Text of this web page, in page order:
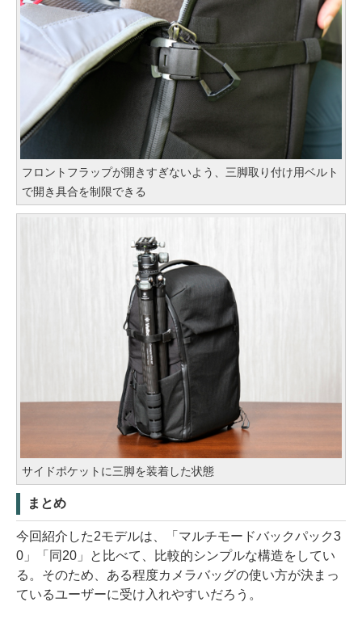
フロントフラップが開きすぎないよう、三脚取り付け用ベルト
で開き具合を制限できる
サイドポケットに三脚を装着した状態
まとめ
今回紹介した2モデルは、「マルチモードバックパック3
0」「同20」と比べて、比較的シンプルな構造をしてい
る。そのため、ある程度カメラバッグの使い方が決まっ
ているユーザーに受け入れやすいだろう。